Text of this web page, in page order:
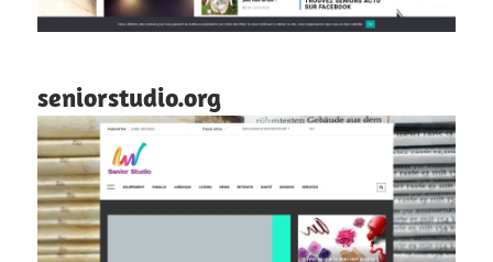
seniorstudio.org